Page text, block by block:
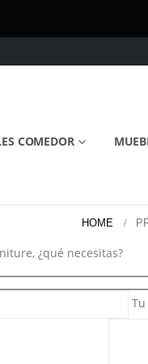
COMEDOR
HOME
¿qué necesitas?